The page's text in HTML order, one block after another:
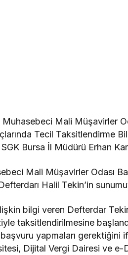
Mali Müşavirler
Tecil Taksitlendirme
Bursa İl Müdürü Erhan
Mali Müşavirler Odası
Halil Tekin’in
bilgi veren Defterdar
taksitlendirilmesine
yapmaları gerektiğini
sitesi, Dijital Vergi Dairesi ve